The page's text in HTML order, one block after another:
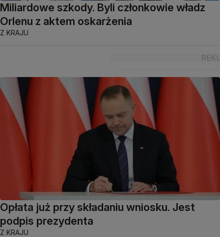
Miliardowe szkody. Byli członkowie władz
Orlenu z aktem oskarżenia
Z KRAJU
Opłata już przy składaniu wniosku. Jest
podpis prezydenta
Z KRAJU